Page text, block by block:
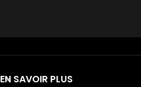
EN SAVOIR PLUS